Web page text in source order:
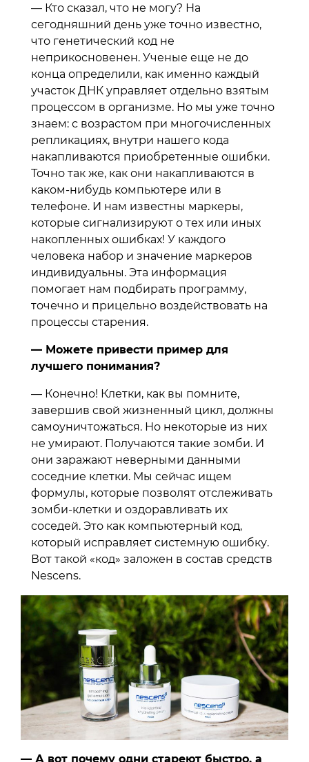
— Кто сказал, что не могу? На
сегодняшний день уже точно известно,
что генетический код не
неприкосновенен. Ученые еще не до
конца определили, как именно каждый
участок ДНК управляет отдельно взятым
процессом в организме. Но мы уже точно
знаем: с возрастом при многочисленных
репликациях, внутри нашего кода
накапливаются приобретенные ошибки.
Точно так же, как они накапливаются в
каком-нибудь компьютере или в
телефоне. И нам известны маркеры,
которые сигнализируют о тех или иных
накопленных ошибках! У каждого
человека набор и значение маркеров
индивидуальны. Эта информация
помогает нам подбирать программу,
точечно и прицельно воздействовать на
процессы старения.
— Можете привести пример для
лучшего понимания?
— Конечно! Клетки, как вы помните,
завершив свой жизненный цикл, должны
самоуничтожаться. Но некоторые из них
не умирают. Получаются такие зомби. И
они заражают неверными данными
соседние клетки. Мы сейчас ищем
формулы, которые позволят отслеживать
зомби-клетки и оздоравливать их
соседей. Это как компьютерный код,
который исправляет системную ошибку.
Вот такой «код» заложен в состав средств
Nescens.
— А вот почему одни стареют быстро, а